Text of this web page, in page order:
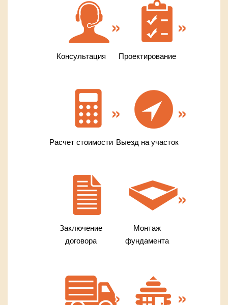
Консультация Проектирование
Расчет стоимости Выезд на участок
Заключение
договора
Монтаж
фундамента